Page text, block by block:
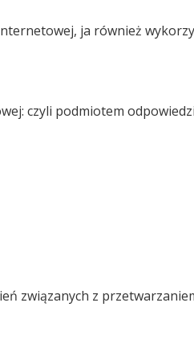
ja również
czyli podmiotem
związanych z